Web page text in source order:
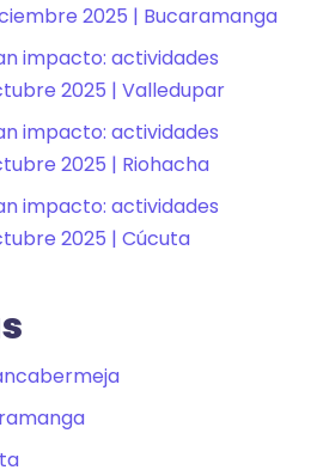
2025 | Bucaramanga
impacto: actividades
2025 | Valledupar
impacto: actividades
2025 | Riohacha
impacto: actividades
2025 | Cúcuta